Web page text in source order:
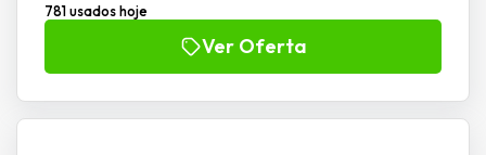
781 usados hoje
Ver Oferta